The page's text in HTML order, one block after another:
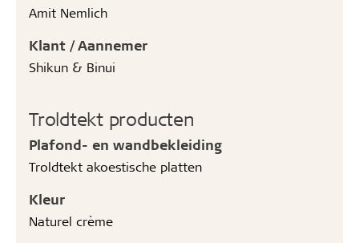
Amit Nemlich
Klant / Aannemer
Shikun & Binui
Troldtekt producten
Plafond- en wandbekleiding
Troldtekt akoestische platten
Kleur
Naturel crème